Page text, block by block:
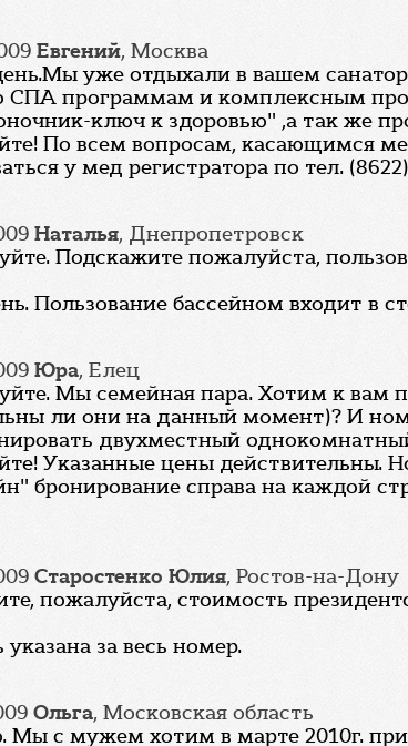
Eвгений, Москва
уже отдыхали в вашем
СПА программам и комплексным
ключ к здоровью" ,а так же
По всем вопросам, касающимся
у мед регистратора по тел.
Наталья, Днепропетровск
Подскажите пожалуйста,
Пользование бассейном входит в
Юра, Елец
Мы семейная пара. Хотим к вам
ли они на данный момент)? И
двухместный
Указанные цены действительны.
бронирование справа на каждой
Старостенко Юлия, Ростов-на-Дону
пожалуйста, стоимость
за весь номер.
Ольга, Московская область
Мы с мужем хотим в марте 2010г.